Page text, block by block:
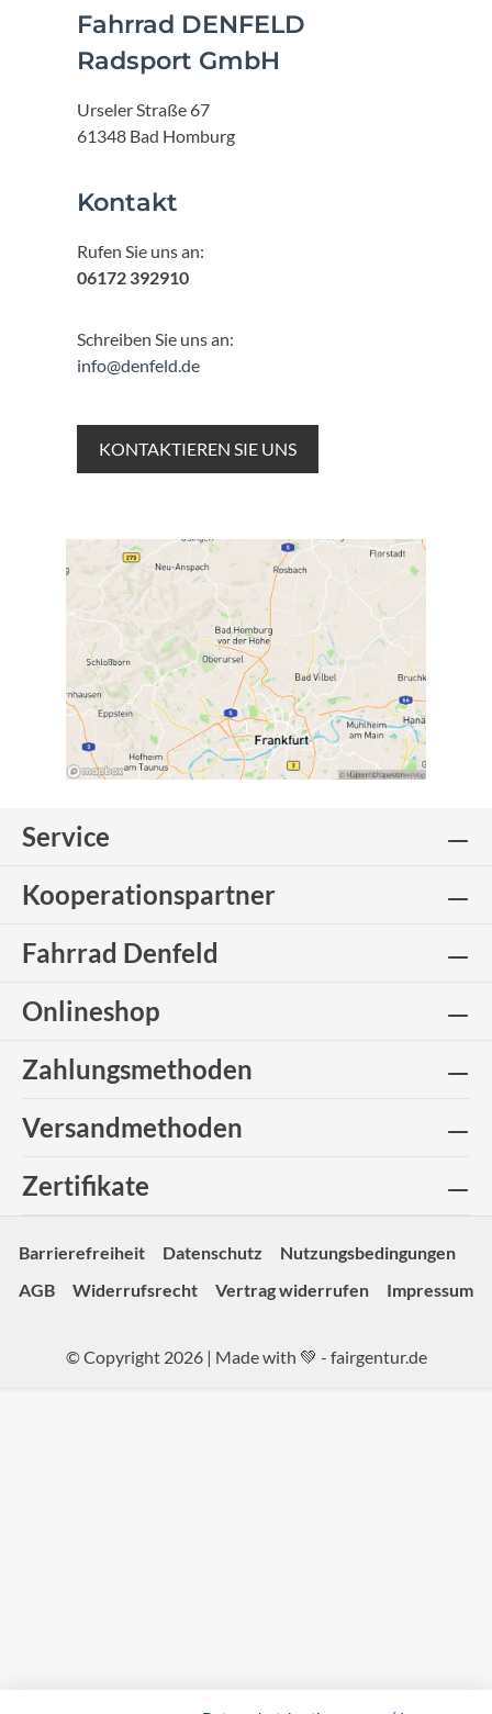
Fahrrad DENFELD
Radsport GmbH
Urseler Straße 67
61348 Bad Homburg
Kontakt
Rufen Sie uns an:
06172 392910
Schreiben Sie uns an:
info@denfeld.de
KONTAKTIEREN SIE UNS
Service
Kooperationspartner
Fahrrad Denfeld
Onlineshop
Zahlungsmethoden
Versandmethoden
Zertifikate
Barrierefreiheit Datenschutz
Nutzungsbedingungen
AGB
Widerrufsrecht Vertrag widerrufen Impressum
© Copyright 2026 | Made with 💚 - fairgentur.de